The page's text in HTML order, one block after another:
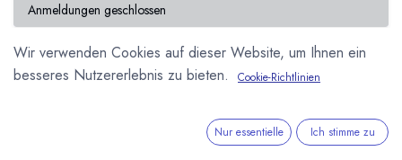
Anmeldungen geschlossen
Wir verwenden Cookies auf dieser Website, um Ihnen ein
besseres Nutzererlebnis zu bieten.
Cookie-Richtlinien
Nur essentielle Ich stimme zu